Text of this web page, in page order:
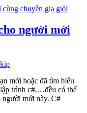
người mới
mới hoặc đã tìm hiểu
trình c#,…đều có thể
người mới này. C#